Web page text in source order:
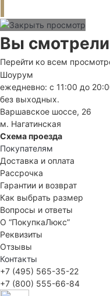
Вы смотрели
Перейти ко всем
Шоурум
ежедневно: с 11:00 до
без выходных.
Варшавское шоссе, 26
м. Нагатинская
Схема проезда
Покупателям
Доставка и оплата
Рассрочка
Гарантии и возврат
Как выбрать размер
Вопросы и ответы
О “ПокупкаЛюкс”
Реквизиты
Отзывы
Контакты
+7 (495) 565-35-22
+7 (800) 555-66-84